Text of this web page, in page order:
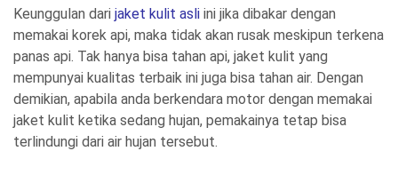
Keunggulan dari jaket kulit asli ini jika dibakar dengan
memakai korek api, maka tidak akan rusak meskipun terkena
panas api. Tak hanya bisa tahan api, jaket kulit yang
mempunyai kualitas terbaik ini juga bisa tahan air. Dengan
demikian, apabila anda berkendara motor dengan memakai
jaket kulit ketika sedang hujan, pemakainya tetap bisa
terlindungi dari air hujan tersebut.